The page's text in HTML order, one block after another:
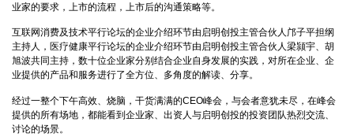
业家的要求，上市的流程，上市后的沟通策略等。
互联网消费及技术平行论坛的企业介绍环节由启明创投主管合伙人邝子平担纲
主持人，医疗健康平行论坛的企业介绍环节由启明创投主管合伙人梁颕宇、胡
旭波共同主持，数十位企业家分别结合企业自身发展的实践，对所在企业、企
业提供的产品和服务进行了全方位、多角度的解读、分享。
经过一整个下午高效、烧脑，干货满满的CEO峰会，与会者意犹未尽，在峰会
提供的所有场地，都能看到企业家、出资人与启明创投的投资团队热烈交流、
讨论的场景。